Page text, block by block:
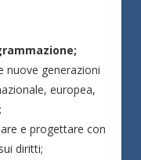
nuove generazioni
europea,
e progettare con
diritti;